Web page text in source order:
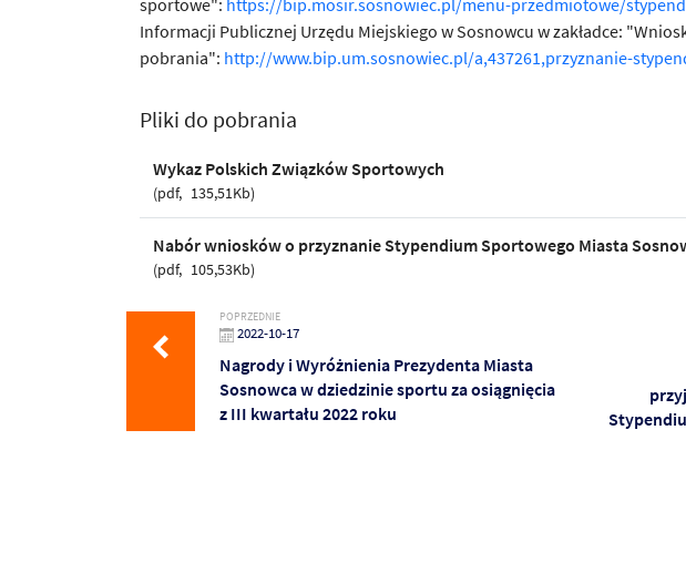
sportowe": https://bip.mosir.sosnowiec.pl/menu-przedmiotowe/
Informacji Publicznej Urzędu Miejskiego w Sosnowcu w zakładce:
pobrania": http://www.bip.um.sosnowiec.pl/a,437261,przyznanie-
Pliki do pobrania
Wykaz Polskich Związków Sportowych
pdf 135,51Kb
Nabór wniosków o przyznanie Stypendium Sportowego Miasta
pdf 105,53Kb
POPRZEDNIE
2022-10-17
Nagrody i Wyróżnienia Prezydenta Miasta
Sosnowca w dziedzinie sportu za osiągnięcia
z III kwartału 2022 roku